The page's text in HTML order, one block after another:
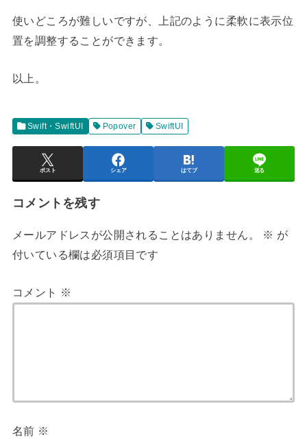
使いどころが難しいですが、上記のように柔軟に表示位
置を調整することができます。
以上。
Swift・SwiftUI Popover SwiftUI
ポスト シェア はてブ 送る
コメントを残す
メールアドレスが公開されることはありません。 ※ が
付いている欄は必須項目です
コメント ※
名前 ※